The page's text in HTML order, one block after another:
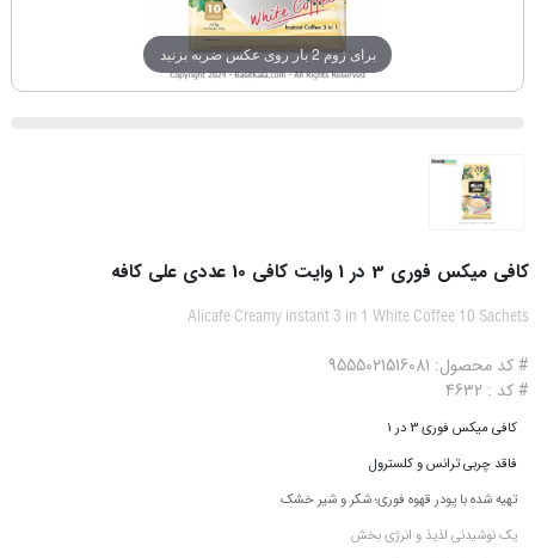
برای زوم 2 بار روی عکس ضربه بزنید
کافی میکس فوری 3 در 1 وایت کافی 10 عددی علی کافه
Alicafe Creamy instant 3 in 1 White Coffee 10 Sachets
# کد محصول: 9555021516081
# کد : 4632
کافی میکس فوری 3 در 1
فاقد چربی ترانس و کلسترول
تهیه شده با پودر قهوه فوری؛ شکر و شیر خشک
یک نوشیدنی لذیذ و انرژی بخش